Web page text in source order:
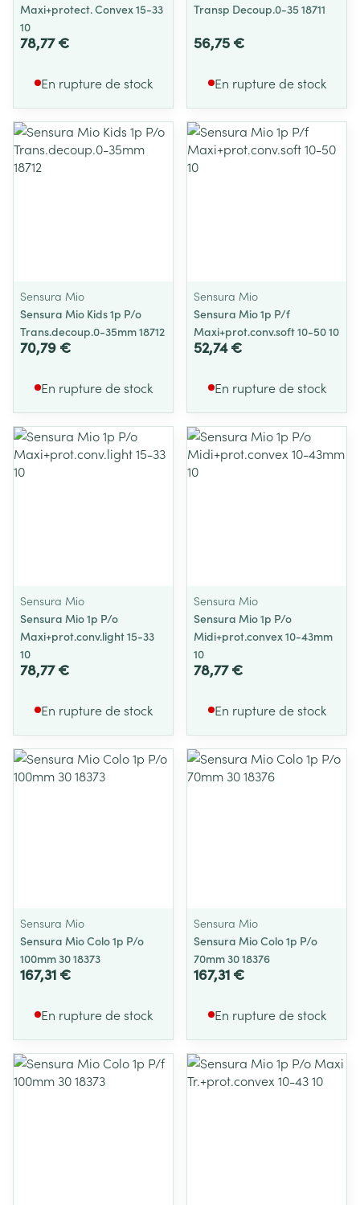
Maxi+protect. Convex 15-33
10
78,77 €
En rupture de stock
Transp Decoup.0-35 18711
56,75 €
En rupture de stock
Sensura Mio
Sensura Mio Kids 1p P/o
Trans.decoup.0-35mm 18712
70,79 €
En rupture de stock
Sensura Mio
Sensura Mio 1p P/f
Maxi+prot.conv.soft 10-50 10
52,74 €
En rupture de stock
Sensura Mio
Sensura Mio 1p P/o
Maxi+prot.conv.light 15-33
10
78,77 €
En rupture de stock
Sensura Mio
Sensura Mio 1p P/o
Midi+prot.convex 10-43mm
10
78,77 €
En rupture de stock
Sensura Mio
Sensura Mio Colo 1p P/o
100mm 30 18373
167,31 €
En rupture de stock
Sensura Mio
Sensura Mio Colo 1p P/o
70mm 30 18376
167,31 €
En rupture de stock